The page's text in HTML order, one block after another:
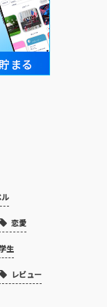
恋愛
生
レビュー